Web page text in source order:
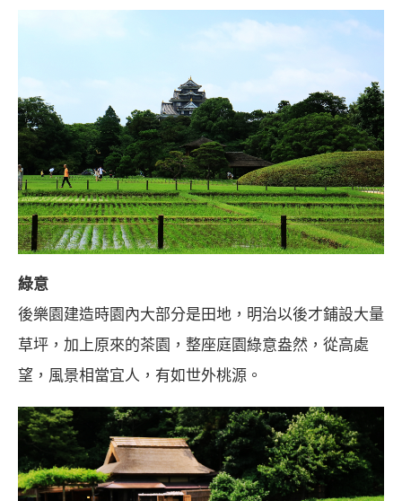
綠意
後樂園建造時園內大部分是田地，明治以後才鋪設大量
草坪，加上原來的茶園，整座庭園綠意盎然，從高處
望，風景相當宜人，有如世外桃源。